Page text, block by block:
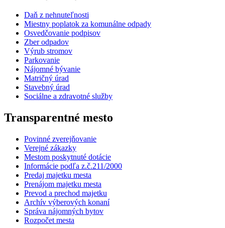
Daň z nehnuteľnosti
Miestny poplatok za komunálne odpady
Osvedčovanie podpisov
Zber odpadov
Výrub stromov
Parkovanie
Nájomné bývanie
Matričný úrad
Stavebný úrad
Sociálne a zdravotné služby
Transparentné mesto
Povinné zverejňovanie
Verejné zákazky
Mestom poskytnuté dotácie
Informácie podľa z.č.211/2000
Predaj majetku mesta
Prenájom majetku mesta
Prevod a prechod majetku
Archív výberových konaní
Správa nájomných bytov
Rozpočet mesta